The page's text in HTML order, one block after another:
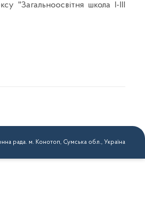
"Загальноосвітня школа І-ІІІ
рада. м. Конотоп, Сумська обл., Україна